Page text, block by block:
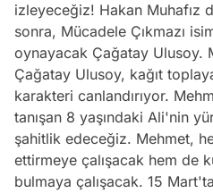
izleyeceğiz! Hakan Muhafız
sonra, Mücadele Çıkmazı
oynayacak Çağatay Ulusoy.
Çağatay Ulusoy, kağıt
karakteri canlandırıyor.
tanışan 8 yaşındaki Ali'nin
şahitlik edeceğiz. Mehmet,
ettirmeye çalışacak hem de
bulmaya çalışacak. 15